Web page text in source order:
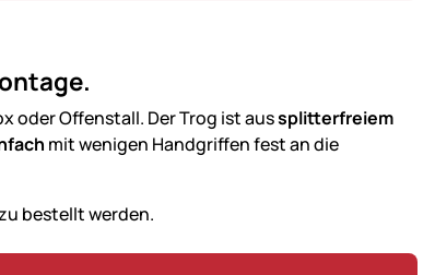
oder Offenstall. Der Trog ist aussplitterfreiem
mit wenigen Handgriffen fest an die
bestellt werden.